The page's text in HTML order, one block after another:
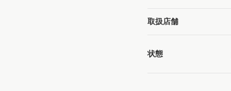
取扱店舗
状態